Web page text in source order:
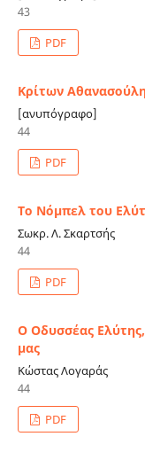
43
PDF
Κρίτων
[ανυπόγραφο]
44
PDF
Το Νόμπελ του
Σωκρ. Λ. Σκαρτσής
44
PDF
Ο Οδυσσέας
μας
Κώστας Λογαράς
44
PDF